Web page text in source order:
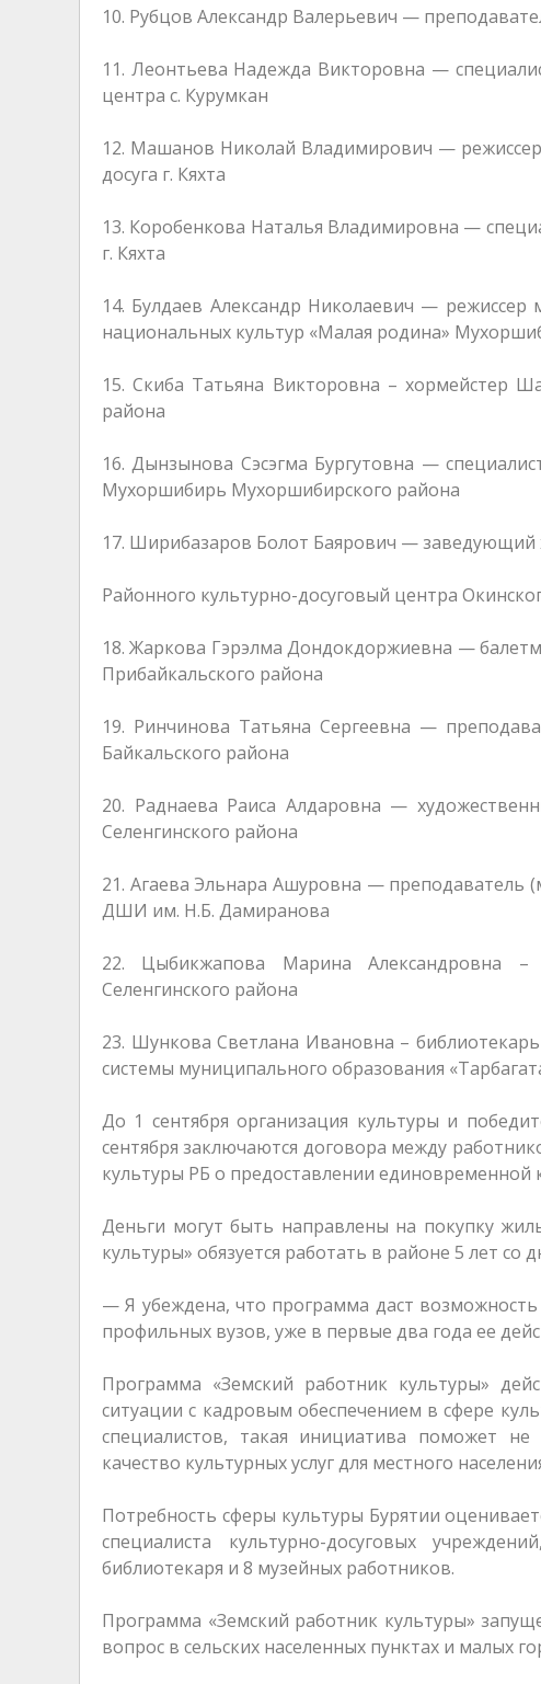
10. Рубцов Александр Валерьевич —
11. Леонтьева Надежда Викторовна —
центра с. Курумкан
12. Машанов Николай Владимирович —
досуга г. Кяхта
13. Коробенкова Наталья Владимировна —
г. Кяхта
14. Булдаев Александр Николаевич — режиссер
национальных культур «Малая родина»
15. Скиба Татьяна Викторовна – хормейстер
района
16. Дынзынова Сэсэгма Бургутовна —
Мухоршибирь Мухоршибирского района
17. Ширибазаров Болот Баярович — заведующий
Районного культурно-досуговый центра
18. Жаркова Гэрэлма Дондокдоржиевна —
Прибайкальского района
19. Ринчинова Татьяна Сергеевна —
Байкальского района
20. Раднаева Раиса Алдаровна —
Селенгинского района
21. Агаева Эльнара Ашуровна — преподаватель
ДШИ им. Н.Б. Дамиранова
22. Цыбикжапова Марина Александровна –
Селенгинского района
23. Шункова Светлана Ивановна –
системы муниципального образования
До 1 сентября организация культуры и
сентября заключаются договора между
культуры РБ о предоставлении
Деньги могут быть направлены на покупку
культуры» обязуется работать в районе 5 лет со
— Я убеждена, что программа даст
профильных вузов, уже в первые два года ее
Программа «Земский работник культуры»
ситуации с кадровым обеспечением в сфере
специалистов, такая инициатива поможет
качество культурных услуг для местного
Потребность сферы культуры Бурятии
специалиста культурно-досуговых
библиотекаря и 8 музейных работников.
Программа «Земский работник культуры»
вопрос в сельских населенных пунктах и малых